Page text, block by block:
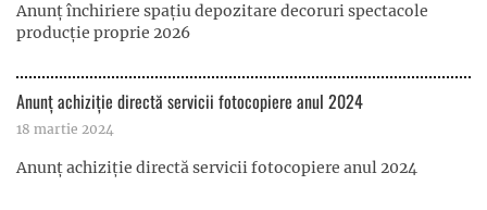
Anunț închiriere spațiu depozitare decoruri spectacole
producție proprie 2026
Anunț achiziție directă servicii fotocopiere anul 2024
18 martie 2024
Anunț achiziție directă servicii fotocopiere anul 2024